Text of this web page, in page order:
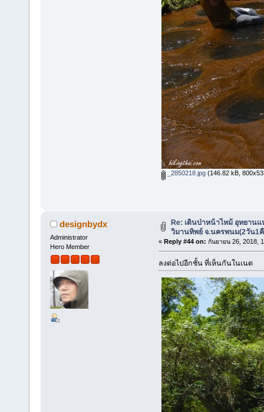
_2850218.jpg(146.82 kB,
designbydx
Administrator
Hero Member
Re: เดินป่าหน้าไหม้ อุทยาน
วิมานทิพย์ จ.นครพนม(2วัน1
« Reply #44 on: กันยายน 26, 2018,
ลงต่อไปอีกชั้น ที่เห็นกันในเนต